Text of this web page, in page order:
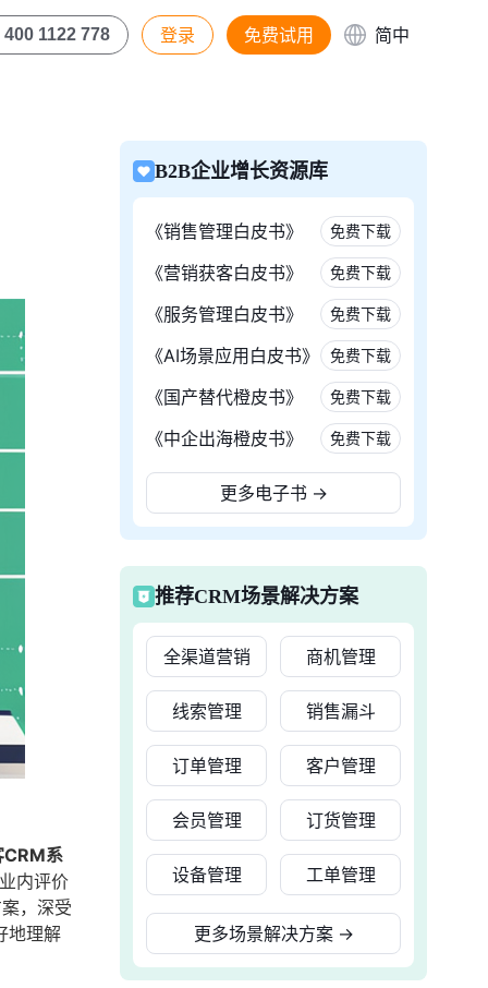
400 1122 778 登录 免费试用 简中
CRM系
内评价
，深受
地理解
B2B企业增长资源库
《销售管理白皮书》 免费下载
《营销获客白皮书》 免费下载
《服务管理白皮书》 免费下载
《AI场景应用白皮书》 免费下载
《国产替代橙皮书》 免费下载
《中企出海橙皮书》 免费下载
更多电子书 →
推荐CRM场景解决方案
全渠道营销 商机管理
线索管理 销售漏斗
订单管理 客户管理
会员管理 订货管理
设备管理 工单管理
更多场景解决方案 →